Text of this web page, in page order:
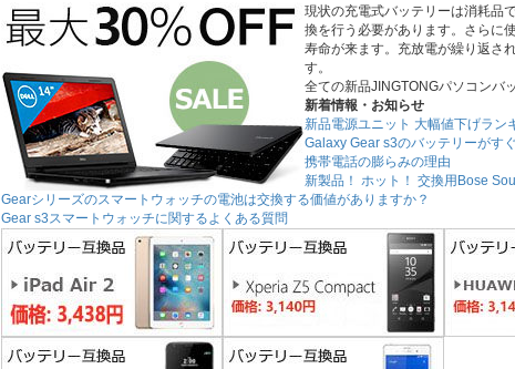
現状の充電式バッテリーは消耗品
換を行う必要があります。さらに
寿命が来ます。充放電が繰り返さ
す。
全ての新品JINGTONGパソコンバ
新着情報・お知らせ
新品電源ユニット 大幅値下げラン
Galaxy Gear s3のバッテリーがす
携帯電話の膨らみの理由
新製品！ ホット！ 交換用Bose
Gearシリーズのスマートウォッチの電池は交換する価値がありますか？
Gear s3スマートウォッチに関するよくある質問